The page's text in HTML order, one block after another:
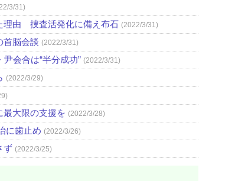
3/31)
理由 捜査活発化に備え布石 (2022/3/31)
首脳会談 (2022/3/31)
会合は“半分成功” (2022/3/31)
(2022/3/29)
大限の支援を (2022/3/28)
に歯止め (2022/3/26)
ず (2022/3/25)